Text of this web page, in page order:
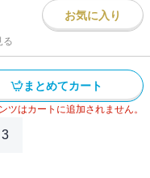
お気に入り
る
まとめてカート
はカートに追加されません。
3